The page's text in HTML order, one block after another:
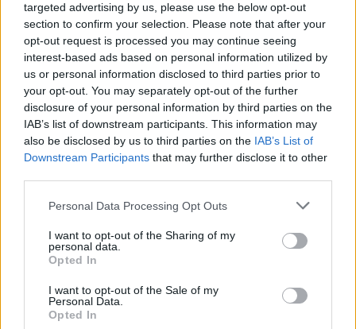
targeted advertising by us, please use the below opt-out
section to confirm your selection. Please note that after your
opt-out request is processed you may continue seeing
interest-based ads based on personal information utilized by
us or personal information disclosed to third parties prior to
your opt-out. You may separately opt-out of the further
disclosure of your personal information by third parties on the
IAB’s list of downstream participants. This information may
also be disclosed by us to third parties on the IAB’s List of
Downstream Participants that may further disclose it to other
Please note that this website/app uses one or more Google
not limited to your visit or usage behaviour. You may click to
grant or deny consent to Google and its third-party tags to
use your data for below specified purposes in below Google
consent section.
Personal Data Processing Opt Outs
I want to opt-out of the Sharing of my
personal data.
Opted In
I want to opt-out of the Sale of my
Personal Data.
Opted In
Scoperte carcasse di moto e motori in container
destinati al Senegal
Ilaria Mauri · 4 Ago 2026
NOTIZIE
Nuova Zelanda: ondata di freddo eccezionale porta